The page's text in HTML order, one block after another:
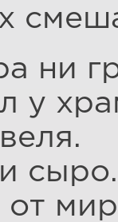
ни
у
сыро.
от